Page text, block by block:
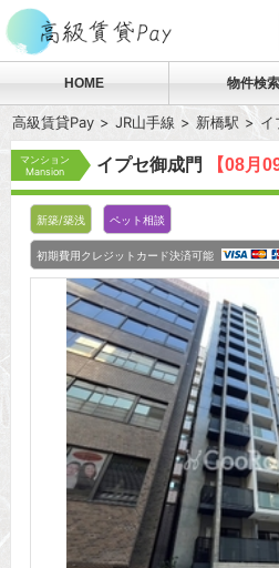
HOME 物件検索
高級賃貸Pay JR山手線 新橋駅 イ
マンション
Mansion
イプセ御成門 【08月
新築/築浅 ペット相談
初期費用クレジットカード決済可能